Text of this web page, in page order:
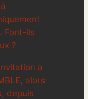
Font-ils
?
à
alors
depuis